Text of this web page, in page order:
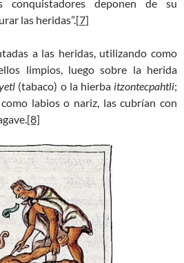
conquistadores deponen de su
las heridas”.[7]
a las heridas, utilizando como
limpios, luego sobre la herida
(tabaco) o la hierba itzontecpahtli;
labios o nariz, las cubrían con
[8]